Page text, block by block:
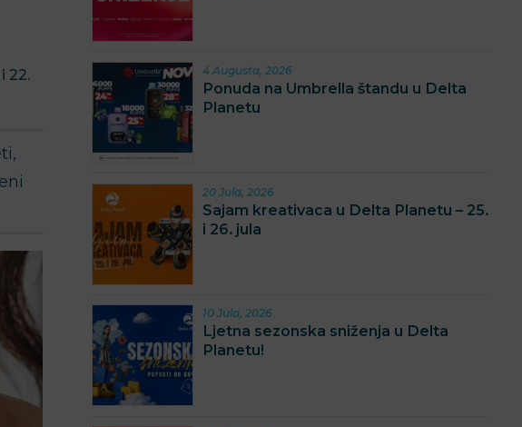
22.
4 Augusta, 2026
Ponuda na Umbrella štandu u Delta
Planetu
20 Jula, 2026
Sajam kreativaca u Delta Planetu – 25.
i 26. jula
10 Jula, 2026
Ljetna sezonska sniženja u Delta
Planetu!